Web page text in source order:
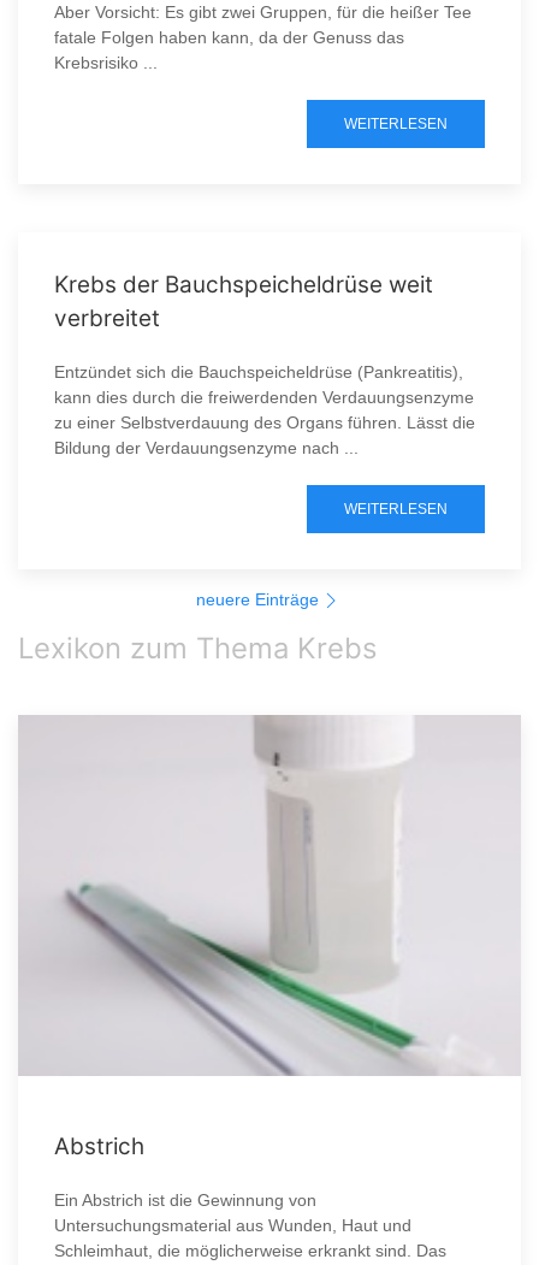
Aber Vorsicht: Es gibt zwei Gruppen, für die heißer Tee
fatale Folgen haben kann, da der Genuss das
Krebsrisiko ...
WEITERLESEN
Krebs der Bauchspeicheldrüse weit
verbreitet
Entzündet sich die Bauchspeicheldrüse (Pankreatitis),
kann dies durch die freiwerdenden Verdauungsenzyme
zu einer Selbstverdauung des Organs führen. Lässt die
Bildung der Verdauungsenzyme nach ...
WEITERLESEN
neuere Einträge
Lexikon zum Thema Krebs
Abstrich
Ein Abstrich ist die Gewinnung von
Untersuchungsmaterial aus Wunden, Haut und
Schleimhaut, die möglicherweise erkrankt sind. Das